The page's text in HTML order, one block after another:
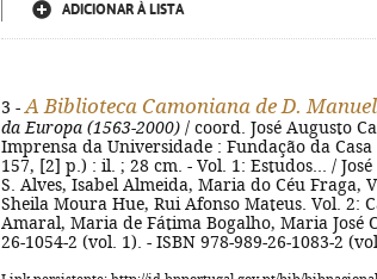
ADICIONAR À LISTA
3 - A Biblioteca Camoniana de D.
da Europa (1563-2000) / coord. José Augusto
Imprensa da Universidade : Fundação da
157, [2] p.) : il. ; 28 cm. - Vol. 1: Estudos... /
S. Alves, Isabel Almeida, Maria do Céu Fraga,
Sheila Moura Hue, Rui Afonso Mateus. Vol. 2:
Amaral, Maria de Fátima Bogalho, Maria José
26-1054-2 (vol. 1). - ISBN 978-989-26-1083-2